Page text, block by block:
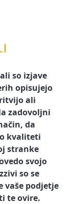
so izjave
opisujejo
ali
zadovoljni
da
kvaliteti
stranke
svojo
so se
vaše podjetje
te ovire.